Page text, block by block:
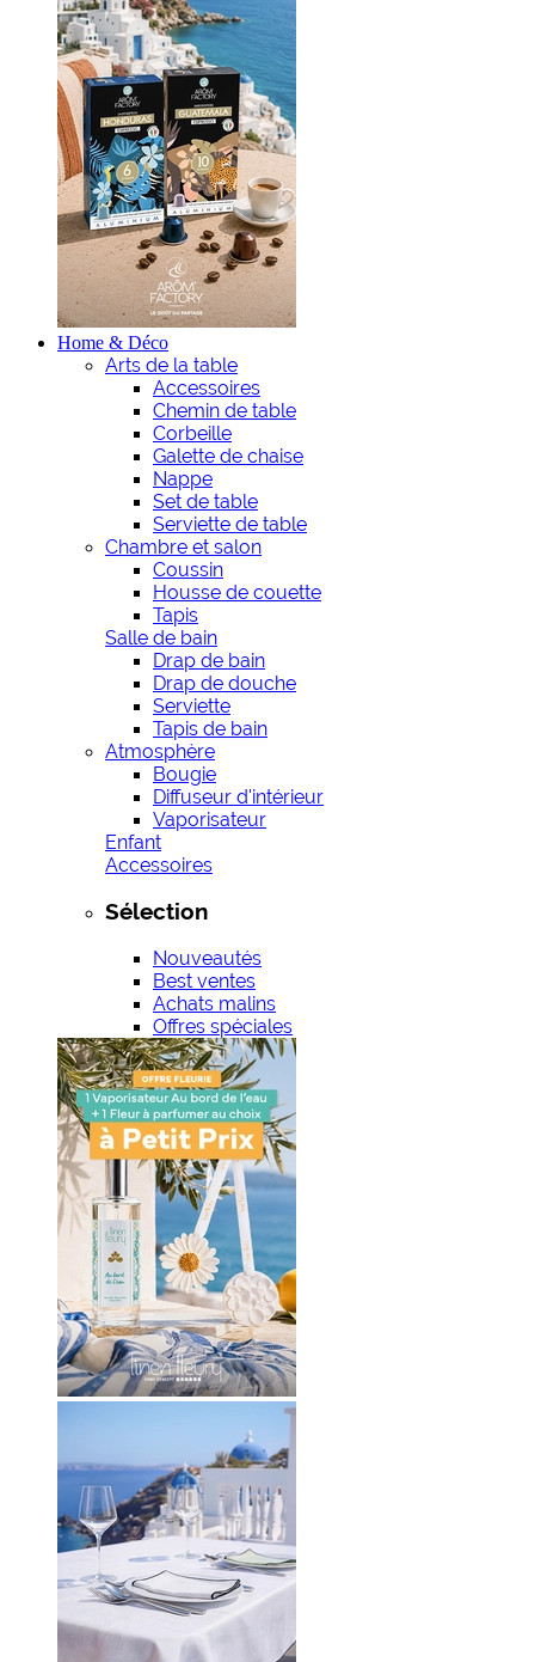
Home & Déco
Arts de la table
Accessoires
Chemin de table
Corbeille
Galette de chaise
Nappe
Set de table
Serviette de table
Chambre et salon
Coussin
Housse de couette
Tapis
Salle de bain
Drap de bain
Drap de douche
Serviette
Tapis de bain
Atmosphère
Bougie
Diffuseur d'intérieur
Vaporisateur
Enfant
Accessoires
Sélection
Nouveautés
Best ventes
Achats malins
Offres spéciales